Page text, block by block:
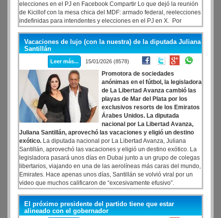
elecciones en el PJ en Facebook Compartir Lo que dejó la reunión
de Kicillof con la mesa chica del MDF: armado federal, reelecciones
indefinidas para intendentes y elecciones en el PJ en X. Por
Jorgelina Naveiro.
Vacaciones de lujo (con la nuestra) de la diputada Juliana
Santillán
Leer más... 15/01/2026 (8578)
Promotora de sociedades
anónimas en el fútbol, la legisladora
de La Libertad Avanza cambió las
playas de Mar del Plata por los
exclusivos resorts de los Emiratos
Árabes Unidos. La diputada
nacional por La Libertad Avanza,
Juliana Santillán, aprovechó las vacaciones y eligió un destino
exótico. La diputada nacional por La Libertad Avanza, Juliana
Santillán, aprovechó las vacaciones y eligió un destino exótico. La
legisladora pasará unos días en Dubai junto a un grupo de colegas
libertarios, viajando en una de las aerolíneas más caras del mundo,
Emirates. Hace apenas unos días, Santillán se volvió viral por un
video que muchos calificaron de “excesivamente efusivo”.
El próximo presidente del partido tiene que estar
alineado con el gobernador